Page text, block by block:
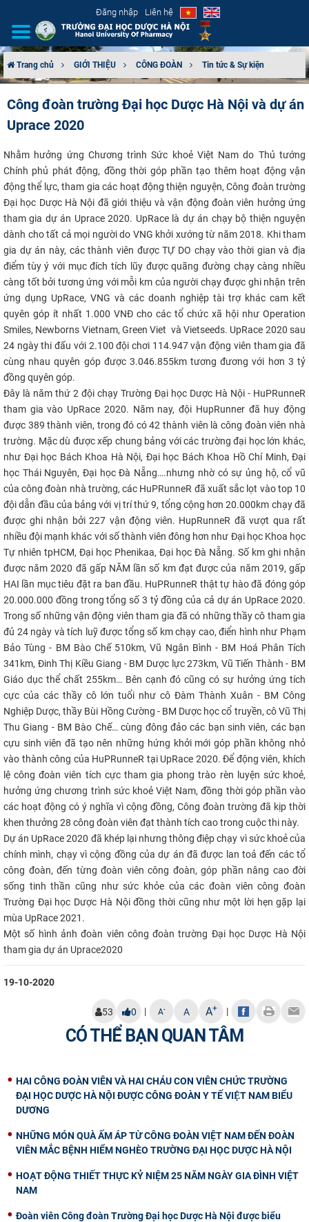
Đăng nhập Liên hệ
CƠ CẤU TỔ CHỨC
TUYỂN SINH
ĐÀO TẠO
ĐẢM BẢO CHẤT LƯỢNG
KHOA HỌC CÔNG NGHỆ
HTQT
CỰU NGƯỜI HỌC
Trang chủ GIỚI THIỆU CÔNG ĐOÀN Tin tức & Sự kiện
Công đoàn trường Đại học Dược Hà Nội và dự án
Uprace 2020
Nhằm hưởng ứng Chương trình Sức khoẻ Việt Nam do Thủ tướng
Chính phủ phát động, đồng thời góp phần tạo thêm hoạt động vận
động thể lực, tham gia các hoạt động thiện nguyện, Công đoàn trường
Đại học Dược Hà Nội đã giới thiệu và vận động đoàn viên hưởng ứng
tham gia dự án Uprace 2020. UpRace là dự án chạy bộ thiện nguyện
dành cho tất cả mọi người do VNG khởi xướng từ năm 2018. Khi tham
gia dự án này, các thành viên được TỰ DO chạy vào thời gian và địa
điểm tùy ý với mục đích tích lũy được quãng đường chạy càng nhiều
càng tốt bởi tương ứng với mỗi km của người chạy được ghi nhận trên
ứng dụng UpRace, VNG và các doanh nghiệp tài trợ khác cam kết
quyên góp ít nhất 1.000 VNĐ cho các tổ chức xã hội như Operation
Smiles, Newborns Vietnam, Green Viet và Vietseeds. UpRace 2020 sau
24 ngày thi đấu với 2.100 đội chơi 114.947 vận động viên tham gia đã
cùng nhau quyên góp được 3.046.855km tương đương với hơn 3 tỷ
đồng quyên góp.
Đây là năm thứ 2 đội chạy Trường Đại học Dược Hà Nội - HuPRunneR
tham gia vào UpRace 2020. Năm nay, đội HupRunner đã huy động
được 389 thành viên, trong đó có 42 thành viên là công đoàn viên nhà
trường. Mặc dù được xếp chung bảng với các trường đại học lớn khác,
như Đại học Bách Khoa Hà Nội, Đại học Bách Khoa Hồ Chí Minh, Đại
học Thái Nguyên, Đại học Đà Nẵng….nhưng nhờ có sự ủng hộ, cổ vũ
của công đoàn nhà trường, các HuPRunneR đã xuất sắc lọt vào top 10
đội dẫn đầu của bảng với vị trí thứ 9, tổng cộng hơn 20.000km chạy đã
được ghi nhận bởi 227 vận động viên. HupRunneR đã vượt qua rất
nhiều đội mạnh khác với số thành viên đông hơn như Đại học Khoa học
Tự nhiên tpHCM, Đại học Phenikaa, Đại học Đà Nẵng. Số km ghi nhận
được năm 2020 đã gấp NĂM lần số km đạt được của năm 2019, gấp
HAI lần mục tiêu đặt ra ban đầu. HuPRunneR thật tự hào đã đóng góp
20.000.000 đồng trong tổng số 3 tỷ đồng của cả dự án UpRace 2020.
Trong số những vận động viên tham gia đã có những thầy cô tham gia
đủ 24 ngày và tích luỹ được tổng số km chạy cao, điển hình như Phạm
Bảo Tùng - BM Bào Chế 510km, Vũ Ngân Bình - BM Hoá Phân Tích
341km, Đinh Thị Kiều Giang - BM Dược lực 273km, Vũ Tiến Thành - BM
Giáo dục thể chất 255km… Bên cạnh đó cũng có sự hưởng ứng tích
cực của các thầy cô lớn tuổi như cô Đàm Thành Xuân - BM Công
Nghiệp Dược, thầy Bùi Hồng Cường - BM Dược học cổ truyền, cô Vũ Thị
Thu Giang - BM Bào Chế… cùng đông đảo các bạn sinh viên, các bạn
cựu sinh viên đã tạo nên những hứng khởi mới góp phần không nhỏ
vào thành công của HuPRunneR tại UpRace 2020. Để động viên, khích
lệ công đoàn viên tích cực tham gia phong trào rèn luyện sức khoẻ,
hưởng ứng chương trình sức khoẻ Việt Nam, đồng thời góp phần vào
các hoạt động có ý nghĩa vì cộng đồng, Công đoàn trường đã kịp thời
khen thưởng 28 công đoàn viên đạt thành tích cao trong cuộc thi này.
Dự án UpRace 2020 đã khép lại nhưng thông điệp chạy vì sức khoẻ của
chính mình, chạy vì cộng đồng của dự án đã được lan toả đến các tổ
công đoàn, đến từng đoàn viên công đoàn, góp phần nâng cao đời
sống tinh thần cũng như sức khỏe của các đoàn viên công đoàn
Trường Đại học Dược Hà Nội đồng thời cũng như một lời hẹn gặp lại
mùa UpRace 2021.
Một số hình ảnh đoàn viên công đoàn trường Đại học Dược Hà Nội
tham gia dự án Uprace2020
19-10-2020
53 0 | A- A A+ |
CÓ THỂ BẠN QUAN TÂM
HAI CÔNG ĐOÀN VIÊN VÀ HAI CHÁU CON VIÊN CHỨC TRƯỜNG
ĐẠI HỌC DƯỢC HÀ NỘI ĐƯỢC CÔNG ĐOÀN Y TẾ VIỆT NAM BIỂU
DƯƠNG
NHỮNG MÓN QUÀ ẤM ÁP TỪ CÔNG ĐOÀN VIỆT NAM ĐẾN ĐOÀN
VIÊN MẮC BỆNH HIỂM NGHÈO TRƯỜNG ĐẠI HỌC DƯỢC HÀ NỘI
HOẠT ĐỘNG THIẾT THỰC KỶ NIỆM 25 NĂM NGÀY GIA ĐÌNH VIỆT
NAM
Đoàn viên Công đoàn Trường Đại học Dược Hà Nội được biểu